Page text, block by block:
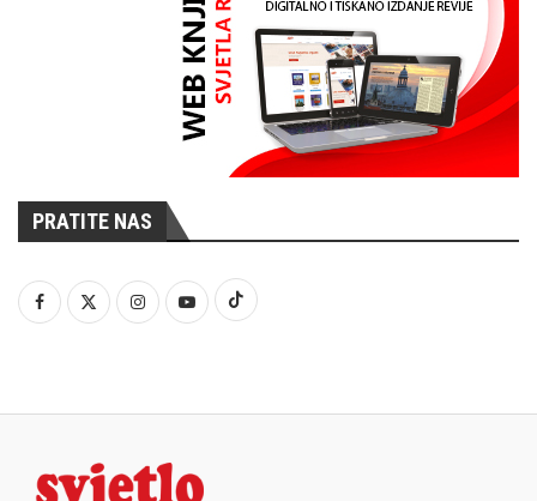
PRATITE NAS